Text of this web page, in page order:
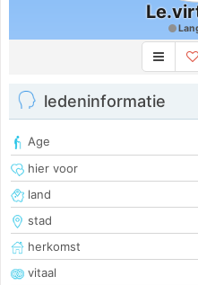
ledeninformatie
Age
hier voor
land
stad
herkomst
vitaal